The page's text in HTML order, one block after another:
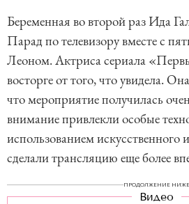
Беременная во второй раз Ида
Парад по телевизору вместе с
Леоном. Актриса сериала
восторге от того, что увидела.
что мероприятие получилась
внимание привлекли особые
использованием искусственного
сделали трансляцию еще более
ПРОДОЛЖЕНИЕ НИЖЕ
Видео